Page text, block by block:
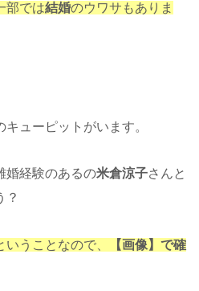
部では結婚のウワサもありま
キューピットがいます。
婚経験のあるの米倉涼子さんと
？
いうことなので、
【画像】で確